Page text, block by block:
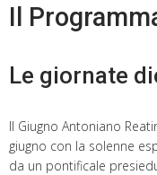
Il
Le giornate
Il Giugno Antoniano
giugno con la solenne
da un pontificale